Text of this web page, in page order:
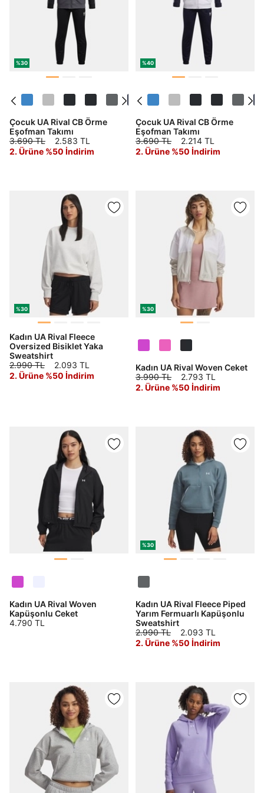
%30
Çocuk UA Rival CB Örme
Eşofman Takımı
3.690 TL
2.583 TL
2. Ürüne %50 İndirim
%40
Çocuk UA Rival CB Örme
Eşofman Takımı
3.690 TL
2.214 TL
2. Ürüne %50 İndirim
%30
Kadın UA Rival Fleece
Oversized Bisiklet Yaka
Sweatshirt
2.990 TL
2.093 TL
2. Ürüne %50 İndirim
%30
Kadın UA Rival Woven Ceket
3.990 TL
2.793 TL
2. Ürüne %50 İndirim
Kadın UA Rival Woven
Kapüşonlu Ceket
4.790 TL
%30
Kadın UA Rival Fleece Piped
Yarım Fermuarlı Kapüşonlu
Sweatshirt
2.990 TL
2.093 TL
2. Ürüne %50 İndirim